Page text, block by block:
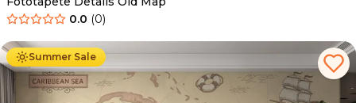
0.0 (0)
Summer Sale
Ab 34.90 € 19.90